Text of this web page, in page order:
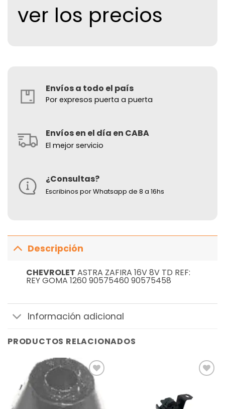
ver los precios
Envíos a todo el país
Por expresos puerta a puerta
Envíos en el día en CABA
El mejor servicio
¿Consultas?
Escribinos por Whatsapp de 8 a 16hs
Descripción
CHEVROLET ASTRA ZAFIRA 16V 8V TD REF:
REY GOMA 1260 90575460 90575458
Información adicional
PRODUCTOS RELACIONADOS
Añadir
a la
lista de
deseos
lista de